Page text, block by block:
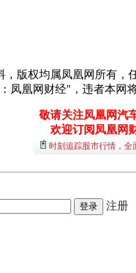
版权均属凤凰网所有
凤凰网财经"，违者本网
敬请关注凤凰网汽
欢迎订阅凤凰网
时刻追踪股市行情，全
注册